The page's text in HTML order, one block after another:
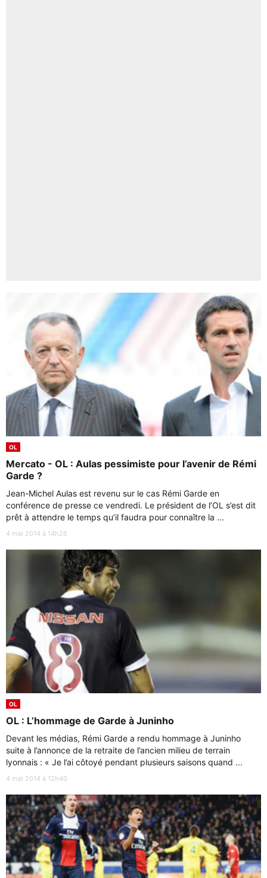
OL
Mercato - OL : Aulas pessimiste pour l’avenir de Rémi
Garde ?
Jean-Michel Aulas est revenu sur le cas Rémi Garde en
conférence de presse ce vendredi. Le président de l’OL s’est dit
prêt à attendre le temps qu’il faudra pour connaître la ...
4 mai 2014 à 14h26
OL
OL : L’hommage de Garde à Juninho
Devant les médias, Rémi Garde a rendu hommage à Juninho
suite à l’annonce de la retraite de l’ancien milieu de terrain
lyonnais : « Je l’ai côtoyé pendant plusieurs saisons quand ...
4 mai 2014 à 12h40